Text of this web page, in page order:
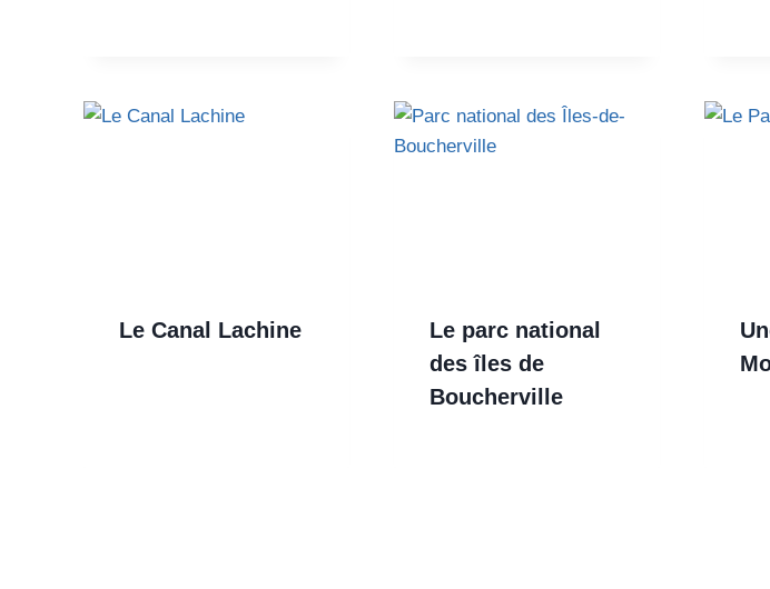
Le Canal Lachine
Le parc national
des îles de
Boucherville